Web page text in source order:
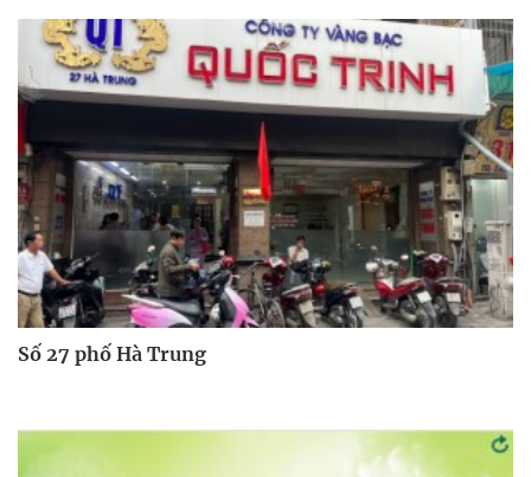
Số 27 phố Hà Trung